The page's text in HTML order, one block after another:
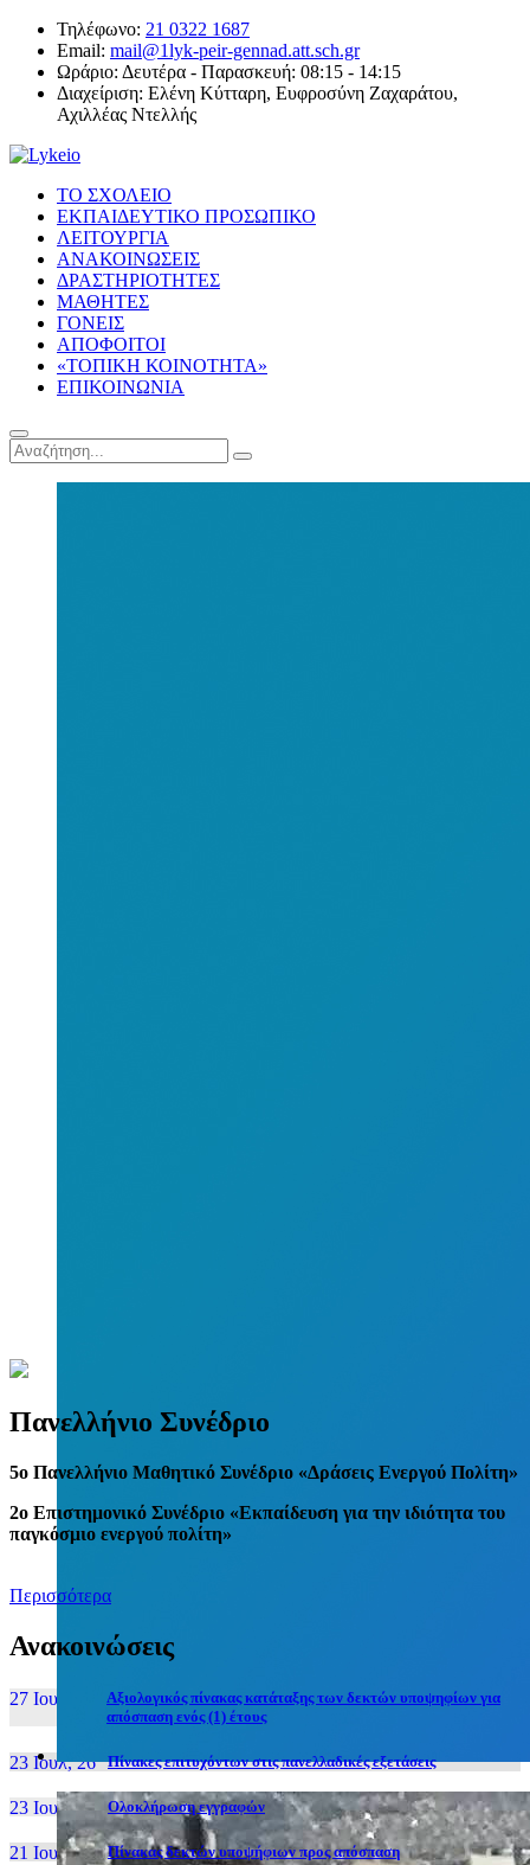
Τηλέφωνο: 21 0322 1687
Email: mail@1lyk-peir-gennad.att.sch.gr
Ωράριο: Δευτέρα - Παρασκευή: 08:15 - 14:15
Διαχείριση: Ελένη Κύτταρη, Ευφροσύνη Ζαχαράτου,
Αχιλλέας Ντελλής
ΤΟ ΣΧΟΛΕΙΟ
ΕΚΠΑΙΔΕΥΤΙΚΟ ΠΡΟΣΩΠΙΚΟ
ΛΕΙΤΟΥΡΓΙΑ
ΑΝΑΚΟΙΝΩΣΕΙΣ
ΔΡΑΣΤΗΡΙΟΤΗΤΕΣ
ΜΑΘΗΤΕΣ
ΓΟΝΕΙΣ
ΑΠΟΦΟΙΤΟΙ
«ΤΟΠΙΚΗ ΚΟΙΝΟΤΗΤΑ»
ΕΠΙΚΟΙΝΩΝΙΑ
Πανελλήνιο Συνέδριο
5o Πανελλήνιο Μαθητικό Συνέδριο «Δράσεις Ενεργού Πολίτη»
2ο Επιστημονικό Συνέδριο «Εκπαίδευση για την ιδιότητα του
παγκόσμιο ενεργού πολίτη»
Περισσότερα
Ανακοινώσεις
27 Ιουν, 26
Αξιολογικός πίνακας κατάταξης των δεκτών υποψηφίων για
απόσπαση ενός (1) έτους
23 Ιουλ, 26 Πίνακες επιτυχόντων στις πανελλαδικές εξετάσεις
23 Ιουλ, 26 Ολοκλήρωση εγγραφών
21 Ιουλ, 26 Πίνακας δεκτών υποψήφιων προς απόσπαση